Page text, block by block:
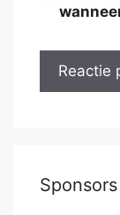
Sponsors